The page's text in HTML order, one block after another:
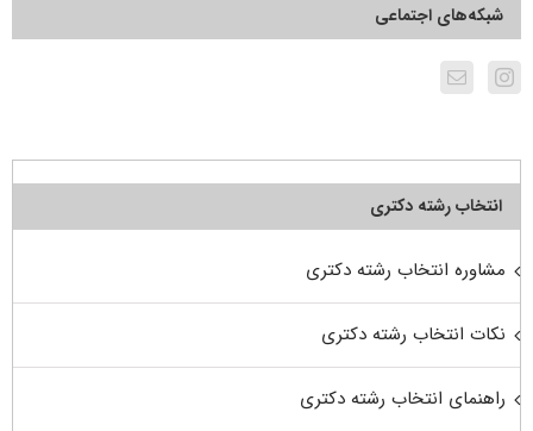
شبکه‌های اجتماعی
انتخاب رشته دکتری
مشاوره انتخاب رشته دکتری
نکات انتخاب رشته دکتری
راهنمای انتخاب رشته دکتری